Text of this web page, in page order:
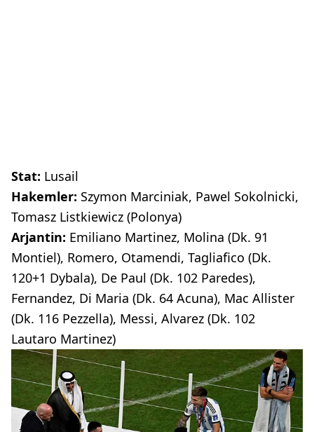
Stat: Lusail
Hakemler: Szymon Marciniak, Pawel Sokolnicki,
Tomasz Listkiewicz (Polonya)
Arjantin: Emiliano Martinez, Molina (Dk. 91
Montiel), Romero, Otamendi, Tagliafico (Dk.
120+1 Dybala), De Paul (Dk. 102 Paredes),
Fernandez, Di Maria (Dk. 64 Acuna), Mac Allister
(Dk. 116 Pezzella), Messi, Alvarez (Dk. 102
Lautaro Martinez)